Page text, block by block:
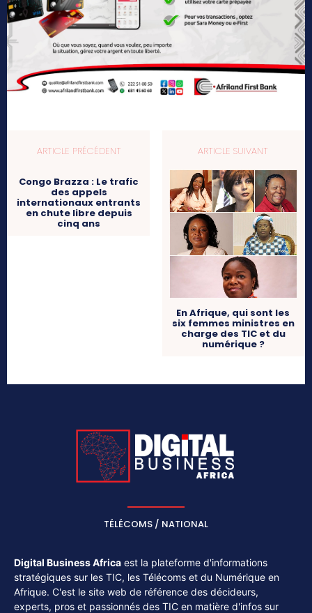
ARTICLE PRÉCÉDENT
Congo Brazza : Le trafic
des appels
internationaux entrants
en chute libre depuis
cinq ans
ARTICLE SUIVANT
En Afrique, qui sont les
six femmes ministres en
charge des TIC et du
numérique ?
TÉLÉCOMS / NATIONAL
Digital Business Africa est la plateforme d'informations
stratégiques sur les TIC, les Télécoms et du Numérique en
Afrique. C'est le site web de référence des décideurs,
experts, pros et passionnés des TIC en matière d'infos sur